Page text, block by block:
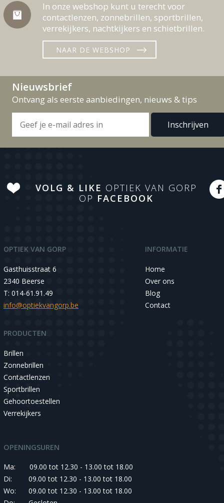
In onze webshop kunt u terecht voor
contactlenzen, zonnebrillen, sportbrillen,
verrekijkers, nachtkijkers en schietbrillen.
NAAR DE WEBSHOP
Nieuwsbrief
Ontvang als eerste aanbiedingen, nieuws & tips
VOLG & LIKE OPTIEK VAN GORP
OP FACEBOOK
OPTIEK VAN GORP
Gasthuisstraat 6
2340 Beerse
T: 014-61.91.49
info@optiekvangorp.be
INFORMATIE
Home
Over ons
Blog
Contact
PRODUCTEN
Brillen
Zonnebrillen
Contactlenzen
Sportbrillen
Gehoortoestellen
Verrekijkers
OPENINGSUREN
Ma:
09.00 tot 12.30 - 13.00 tot 18.00
Di:
09.00 tot 12.30 - 13.00 tot 18.00
Wo:
09.00 tot 12.30 - 13.00 tot 18.00